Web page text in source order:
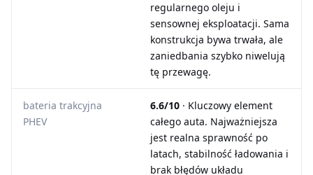
regularnego oleju i
sensownej eksploatacji. Sama
konstrukcja bywa trwała, ale
zaniedbania szybko niwelują
tę przewagę.
bateria trakcyjna
PHEV
6.6/10 · Kluczowy element
całego auta. Najważniejsza
jest realna sprawność po
latach, stabilność ładowania i
brak błędów układu